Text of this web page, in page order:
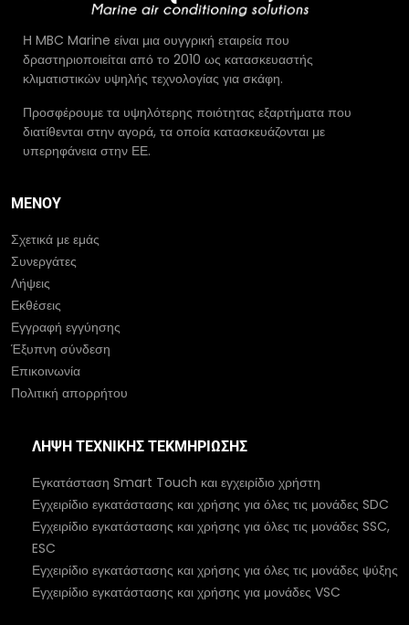
Η MBC Marine είναι μια ουγγρική εταιρεία που
δραστηριοποιείται από το 2010 ως κατασκευαστής
κλιματιστικών υψηλής τεχνολογίας για σκάφη.
Προσφέρουμε τα υψηλότερης ποιότητας εξαρτήματα που
διατίθενται στην αγορά, τα οποία κατασκευάζονται με
υπερηφάνεια στην ΕΕ.
ΜΕΝΟΎ
Σχετικά με εμάς
Συνεργάτες
Λήψεις
Εκθέσεις
Εγγραφή εγγύησης
Έξυπνη σύνδεση
Επικοινωνία
Πολιτική απορρήτου
ΛΉΨΗ ΤΕΧΝΙΚΉΣ ΤΕΚΜΗΡΊΩΣΗΣ
Εγκατάσταση Smart Touch και εγχειρίδιο χρήστη
Εγχειρίδιο εγκατάστασης και χρήσης για όλες τις μονάδες SDC
Εγχειρίδιο εγκατάστασης και χρήσης για όλες τις μονάδες SSC,
ESC
Εγχειρίδιο εγκατάστασης και χρήσης για όλες τις μονάδες ψύξης
Εγχειρίδιο εγκατάστασης και χρήσης για μονάδες VSC